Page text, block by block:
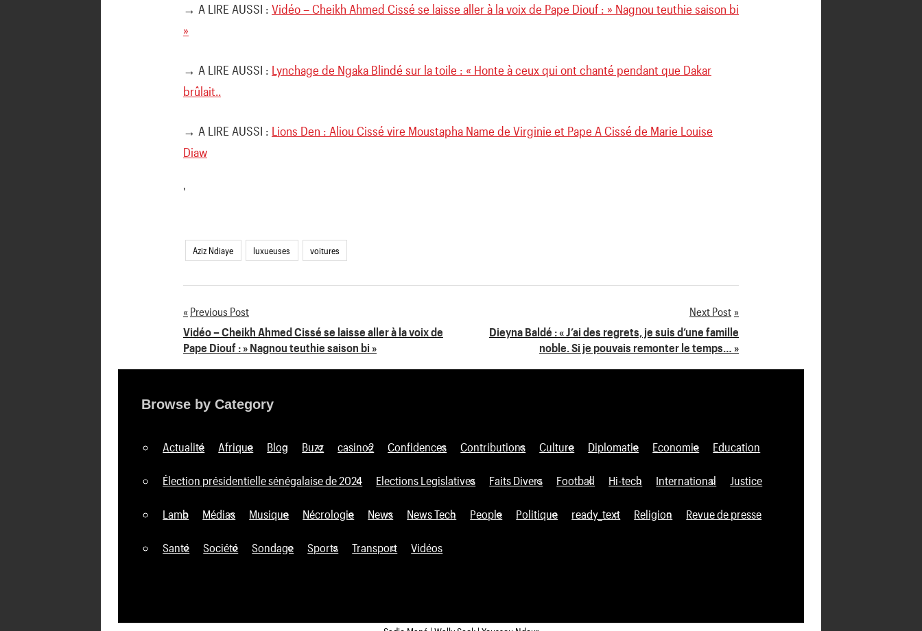
→ A LIRE AUSSI : Vidéo – Cheikh Ahmed Cissé se laisse aller à la voix de Pape Diouf : » Nagnou teuthie saison bi
»
→ A LIRE AUSSI : Lynchage de Ngaka Blindé sur la toile : « Honte à ceux qui ont chanté pendant que Dakar
brûlait..
→ A LIRE AUSSI : Lions Den : Aliou Cissé vire Moustapha Name de Virginie et Pape A Cissé de Marie Louise
Diaw
'
Aziz Ndiaye luxueuses voitures
Navigation
de
Previous Post
Vidéo – Cheikh Ahmed Cissé se laisse aller à la voix de
Pape Diouf : » Nagnou teuthie saison bi »
Next Post
Dieyna Baldé : « J’ai des regrets, je suis d’une famille
noble. Si je pouvais remonter le temps… »
Browse by Category
Actualité Afrique Blog Buzz casino2 Confidences Contributions Culture Diplomatie Economie Education
Élection présidentielle sénégalaise de 2024 Elections Legislatives Faits Divers Football Hi-tech International Justice
Lamb Médias Musique Nécrologie News News Tech People Politique ready_text Religion Revue de presse
Santé Société Sondage Sports Transport Vidéos